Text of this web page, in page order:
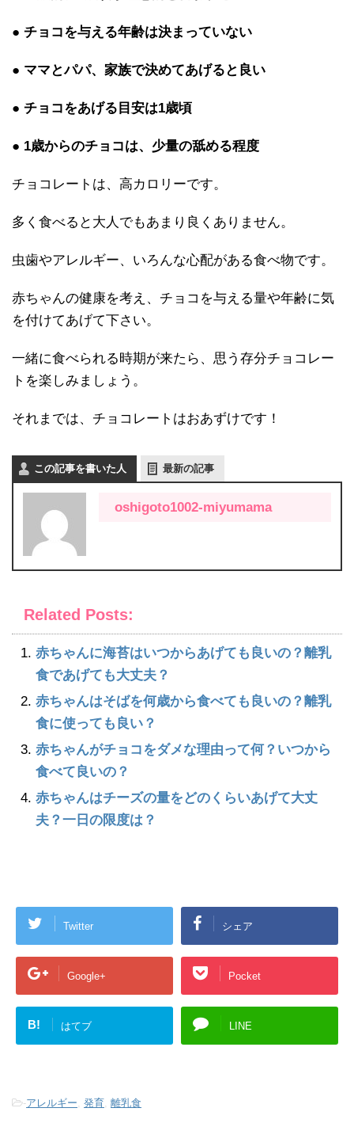
● チョコを与える年齢は決まっていない
● ママとパパ、家族で決めてあげると良い
● チョコをあげる目安は1歳頃
● 1歳からのチョコは、少量の舐める程度
チョコレートは、高カロリーです。
多く食べると大人でもあまり良くありません。
虫歯やアレルギー、いろんな心配がある食べ物です。
赤ちゃんの健康を考え、チョコを与える量や年齢に気
を付けてあげて下さい。
一緒に食べられる時期が来たら、思う存分チョコレー
トを楽しみましょう。
それまでは、チョコレートはおあずけです！
この記事を書いた人 最新の記事
oshigoto1002-miyumama
Related Posts:
赤ちゃんに海苔はいつからあげても良いの？離乳
食であげても大丈夫？
赤ちゃんはそばを何歳から食べても良いの？離乳
食に使っても良い？
赤ちゃんがチョコをダメな理由って何？いつから
食べて良いの？
赤ちゃんはチーズの量をどのくらいあげて大丈
夫？一日の限度は？
Twitter シェア
Google+ Pocket
B! はてブ LINE
-アレルギー, 発育, 離乳食